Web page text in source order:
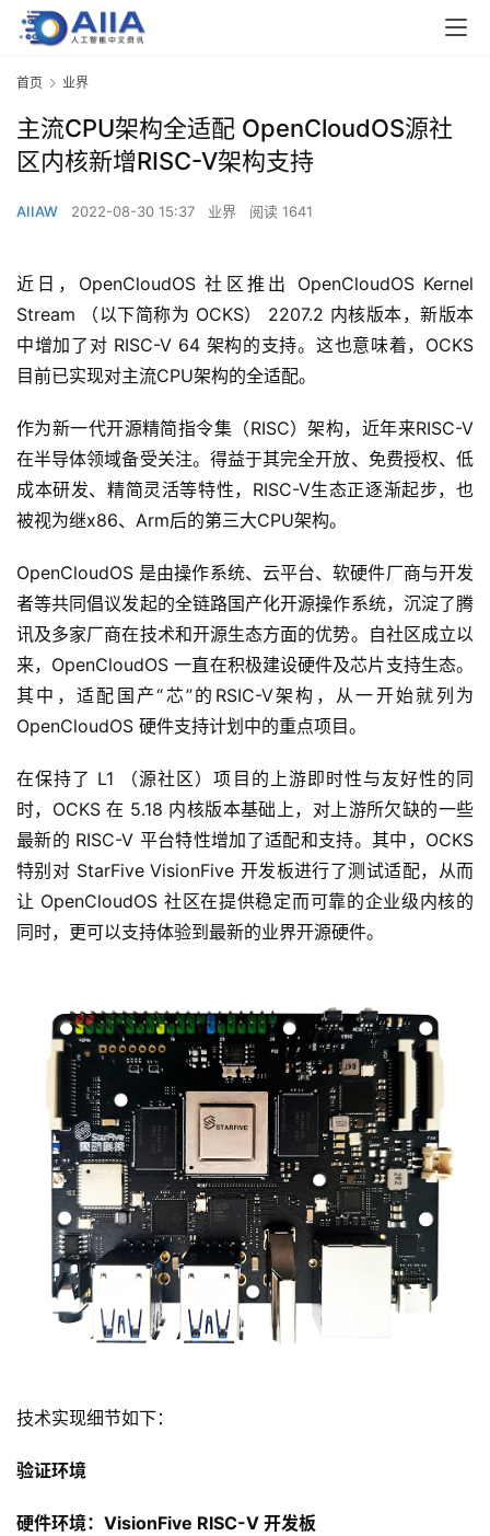
首页 业界
主流CPU架构全适配 OpenCloudOS源社
区内核新增RISC-V架构支持
AIIAW 2022-08-30 15:37 业界 阅读 1641
近日，OpenCloudOS 社区推出 OpenCloudOS Kernel
Stream （以下简称为 OCKS） 2207.2 内核版本，新版本
中增加了对 RISC-V 64 架构的支持。这也意味着，OCKS
目前已实现对主流CPU架构的全适配。
作为新一代开源精简指令集（RISC）架构，近年来RISC-V
在半导体领域备受关注。得益于其完全开放、免费授权、低
成本研发、精简灵活等特性，RISC-V生态正逐渐起步，也
被视为继x86、Arm后的第三大CPU架构。
OpenCloudOS 是由操作系统、云平台、软硬件厂商与开发
者等共同倡议发起的全链路国产化开源操作系统，沉淀了腾
讯及多家厂商在技术和开源生态方面的优势。自社区成立以
来，OpenCloudOS 一直在积极建设硬件及芯片支持生态。
其中，适配国产“芯”的RSIC-V架构，从一开始就列为
OpenCloudOS 硬件支持计划中的重点项目。
在保持了 L1 （源社区）项目的上游即时性与友好性的同
时，OCKS 在 5.18 内核版本基础上，对上游所欠缺的一些
最新的 RISC-V 平台特性增加了适配和支持。其中，OCKS
特别对 StarFive VisionFive 开发板进行了测试适配，从而
让 OpenCloudOS 社区在提供稳定而可靠的企业级内核的
同时，更可以支持体验到最新的业界开源硬件。
技术实现细节如下：
验证环境
硬件环境：VisionFive RISC-V 开发板